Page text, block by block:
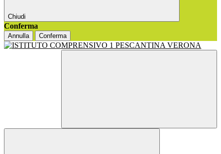
Chiudi
Conferma
Annulla Conferma